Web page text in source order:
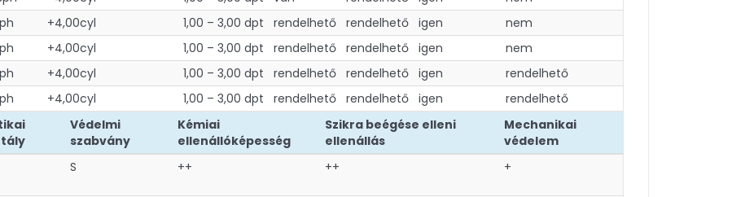
+4,00cyl 1,00 – 3,00 dpt rendelhető rendelhető igen
nem
+4,00cyl 1,00 – 3,00 dpt rendelhető rendelhető igen
nem
+4,00cyl 1,00 – 3,00 dpt rendelhető rendelhető igen
rendelhető
+4,00cyl 1,00 – 3,00 dpt rendelhető rendelhető igen rendelhető
Védelmi
szabvány
Kémiai
ellenállóképesség
Szikra beégése elleni
ellenállás
Mechanikai
védelem
S ++ ++ +